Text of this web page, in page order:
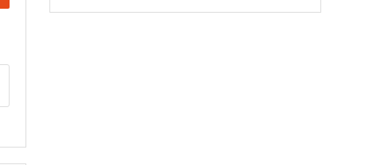
响；<&list>3.稳定器的转向胶套和球头